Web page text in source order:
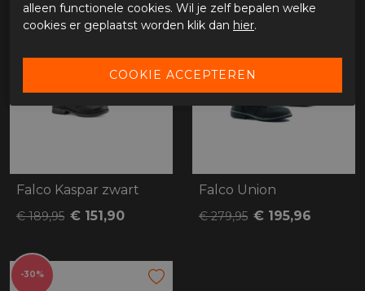
-20%
Falco Kaspar zwart
€ 189,95 € 151,90
-30%
Falco Union
€ 279,95 € 195,96
-30%
alleen functionele cookies. Wil je zelf bepalen welke
cookies er geplaatst worden klik dan hier.